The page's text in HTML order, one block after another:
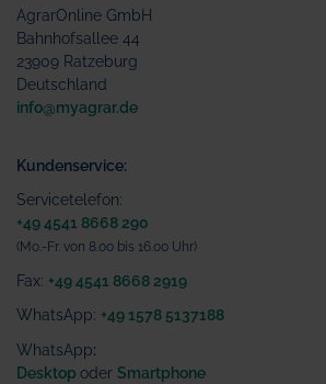
AgrarOnline GmbH
Bahnhofsallee 44
23909 Ratzeburg
Deutschland
info@myagrar.de
Kundenservice:
Servicetelefon:
+49 4541 8668 290
(Mo.-Fr. von 8.00 bis 16.00 Uhr)
Fax: +49 4541 8668 2919
WhatsApp: +49 1578 5137188
WhatsApp:
Desktop oder Smartphone